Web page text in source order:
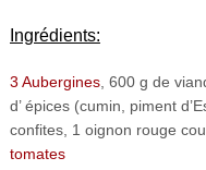
Ingrédients:
3 Aubergines, 600 g de
d’ épices (cumin, piment
confites, 1 oignon rouge
tomates